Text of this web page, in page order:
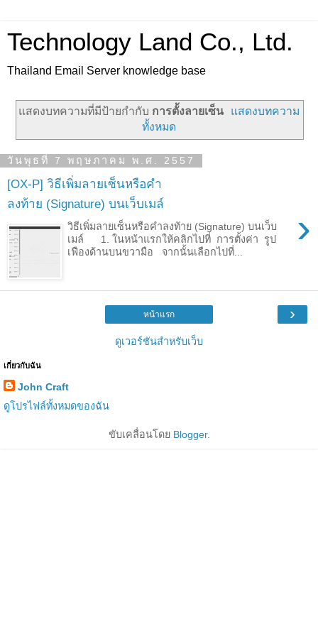
Technology Land Co., Ltd.
Thailand Email Server knowledge base
แสดงบทความที่มีป้ายกำกับ การตั้งลายเซ็น
แสดงบทความ
ทั้งหมด
วันพุธที่ 7 พฤษภาคม พ.ศ. 2557
[OX-P] วิธีเพิ่มลายเซ็นหรือคำ
ลงท้าย (Signature) บนเว็บเมล์
›
วิธีเพิ่มลายเซ็นหรือคำลงท้าย (Signature) บนเว็บ
เมล์ 1. ในหน้าแรกให้คลิกไปที่ การตั้งค่า รูป
เฟืองด้านบนขวามือ จากนั้นเลือกไปที่...
›
หน้าแรก
ดูเวอร์ชันสำหรับเว็บ
เกี่ยวกับฉัน
John Craft
ดูโปรไฟล์ทั้งหมดของฉัน
ขับเคลื่อนโดย Blogger.